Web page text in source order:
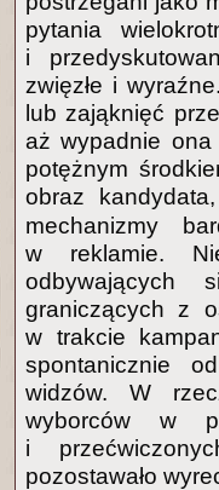
pytania
i
zwięzłe i
lub zająknięć
aż wypadnie
potężnym
obraz
mechanizmy
w reklamie.
odbywających
graniczących z
w trakcie
spontanicznie
widzów. W
wyborców w
i
pozostawało